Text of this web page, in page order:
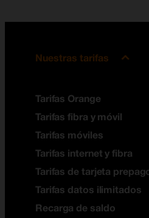
Nuestras tarifas
Tarifas Orange
Tarifas fibra y móvil
Tarifas móviles
Tarifas internet y fibra
Tarifas de tarjeta
Tarifas datos ilimitados
Recarga de saldo